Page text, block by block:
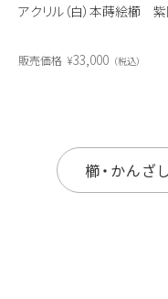
アクリル（白）本蒔絵櫛
販売価格 ¥33,000 税込
櫛・かんざ